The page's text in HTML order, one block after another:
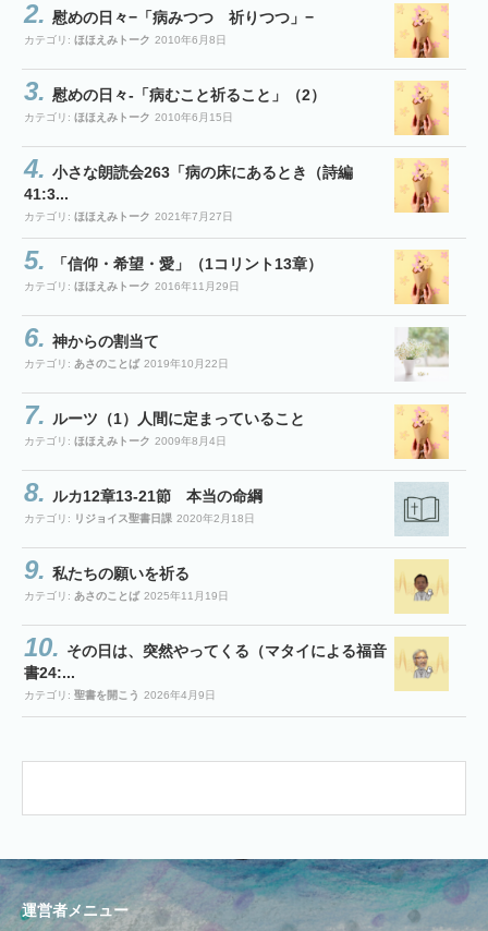
慰めの日々−「病みつつ 祈りつつ」−
カテゴリ: ほほえみトーク 2010年6月8日
慰めの日々-「病むこと祈ること」（2）
カテゴリ: ほほえみトーク 2010年6月15日
小さな朗読会263「病の床にあるとき（詩編
41:3...
カテゴリ: ほほえみトーク 2021年7月27日
「信仰・希望・愛」（1コリント13章）
カテゴリ: ほほえみトーク 2016年11月29日
神からの割当て
カテゴリ: あさのことば 2019年10月22日
ルーツ（1）人間に定まっていること
カテゴリ: ほほえみトーク 2009年8月4日
ルカ12章13-21節 本当の命綱
カテゴリ: リジョイス聖書日課 2020年2月18日
私たちの願いを祈る
カテゴリ: あさのことば 2025年11月19日
その日は、突然やってくる（マタイによる福音
書24:...
カテゴリ: 聖書を開こう 2026年4月9日
運営者メニュー